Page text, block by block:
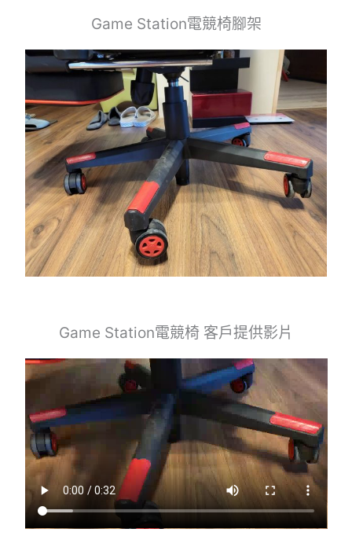
Game Station電競椅腳架
Game Station電競椅 客戶提供影片